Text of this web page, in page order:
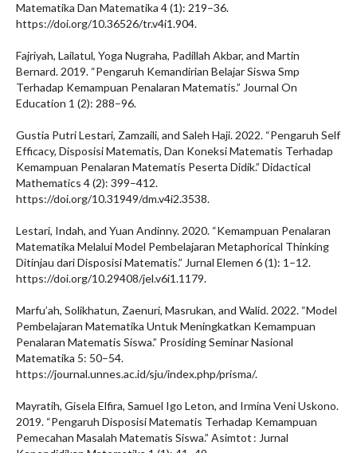
Matematika Dan Matematika 4 (1): 219–36.
https://doi.org/10.36526/tr.v4i1.904.
Fajriyah, Lailatul, Yoga Nugraha, Padillah Akbar, and Martin
Bernard. 2019. “Pengaruh Kemandirian Belajar Siswa Smp
Terhadap Kemampuan Penalaran Matematis.” Journal On
Education 1 (2): 288–96.
Gustia Putri Lestari, Zamzaili, and Saleh Haji. 2022. “Pengaruh Self
Efficacy, Disposisi Matematis, Dan Koneksi Matematis Terhadap
Kemampuan Penalaran Matematis Peserta Didik.” Didactical
Mathematics 4 (2): 399–412.
https://doi.org/10.31949/dm.v4i2.3538.
Lestari, Indah, and Yuan Andinny. 2020. “Kemampuan Penalaran
Matematika Melalui Model Pembelajaran Metaphorical Thinking
Ditinjau dari Disposisi Matematis.” Jurnal Elemen 6 (1): 1–12.
https://doi.org/10.29408/jel.v6i1.1179.
Marfu’ah, Solikhatun, Zaenuri, Masrukan, and Walid. 2022. “Model
Pembelajaran Matematika Untuk Meningkatkan Kemampuan
Penalaran Matematis Siswa.” Prosiding Seminar Nasional
Matematika 5: 50–54.
https://journal.unnes.ac.id/sju/index.php/prisma/.
Mayratih, Gisela Elfira, Samuel Igo Leton, and Irmina Veni Uskono.
2019. “Pengaruh Disposisi Matematis Terhadap Kemampuan
Pemecahan Masalah Matematis Siswa.” Asimtot : Jurnal